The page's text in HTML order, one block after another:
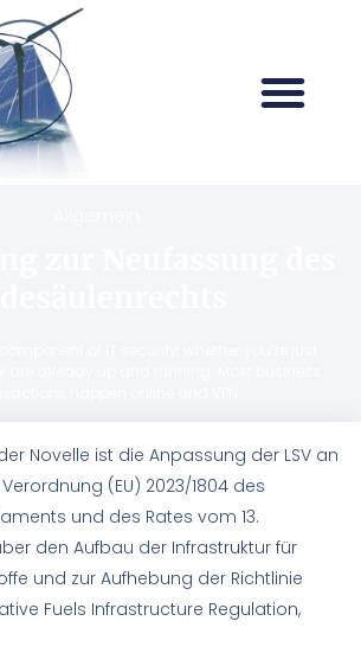
Novelle ist die Anpassung der LSV an
(EU) 2023/1804 des
und des Rates vom 13.
den Aufbau der Infrastruktur für
und zur Aufhebung der Richtlinie
Fuels Infrastructure Regulation,